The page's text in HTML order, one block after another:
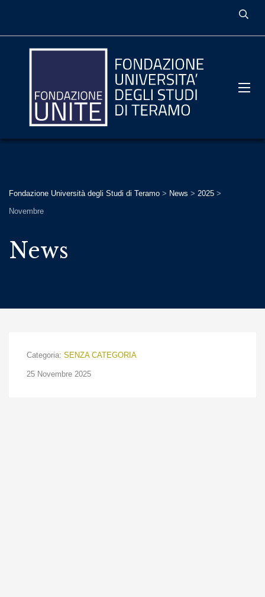
Fondazione Università degli Studi di Teramo > News > 2025 >
Novembre
News
Categoria: SENZA CATEGORIA
25 Novembre 2025